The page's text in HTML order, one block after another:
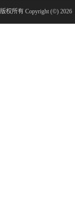
版权所有 Copyright (©) 2026